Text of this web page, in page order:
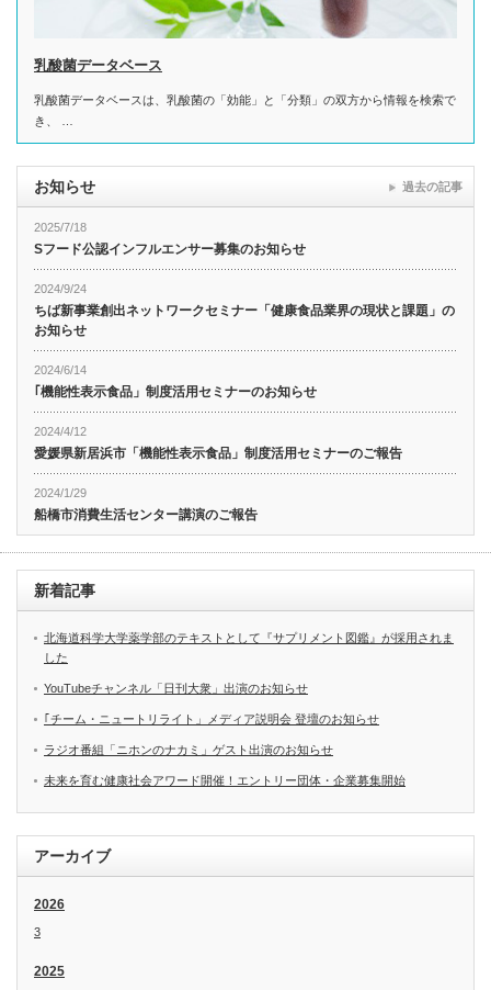
乳酸菌データベース
乳酸菌データベースは、乳酸菌の「効能」と「分類」の双方から情報を検索で
き、 …
お知らせ
2025/7/18
Sフード公認インフルエンサー募集のお知らせ
2024/9/24
ちば新事業創出ネットワークセミナー「健康食品業界の現状と課題」の
お知らせ
2024/6/14
｢機能性表示食品」制度活用セミナーのお知らせ
2024/4/12
愛媛県新居浜市「機能性表示食品」制度活用セミナーのご報告
2024/1/29
船橋市消費生活センター講演のご報告
過去の記事
新着記事
北海道科学大学薬学部のテキストとして『サプリメント図鑑』が採用されま
した
YouTubeチャンネル「日刊大衆」出演のお知らせ
｢チーム・ニュートリライト」メディア説明会 登壇のお知らせ
ラジオ番組「ニホンのナカミ」ゲスト出演のお知らせ
未来を育む健康社会アワード開催！エントリー団体・企業募集開始
アーカイブ
2026
3
2025